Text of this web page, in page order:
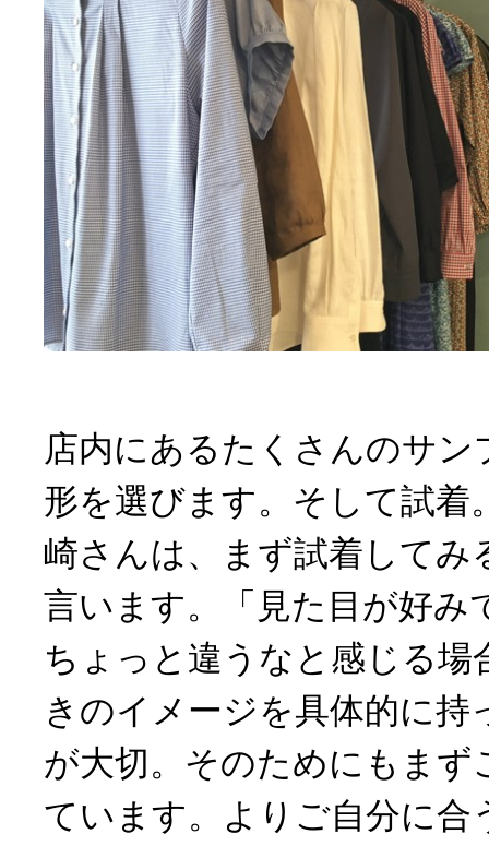
店内にあるたくさんのサン
形を選びます。そして試着
崎さんは、まず試着してみ
言います。「見た目が好み
ちょっと違うなと感じる場
きのイメージを具体的に
が大切。そのためにもまず
ています。よりご自分に合